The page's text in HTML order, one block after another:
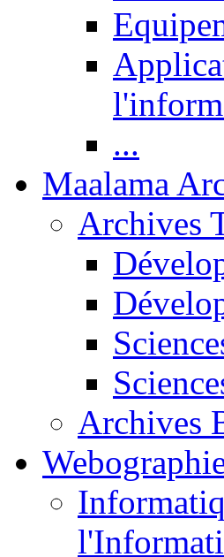
...
Maalama
Archives
Archives